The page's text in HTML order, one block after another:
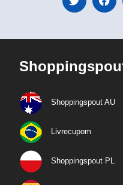
Shoppingspout AU
Livrecupom
Shoppingspout PL